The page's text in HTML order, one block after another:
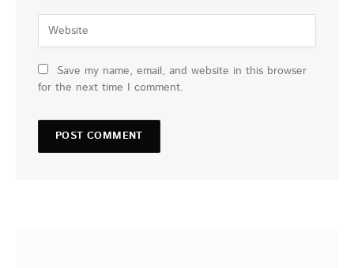
Save my name, email, and website in this browser
for the next time I comment.